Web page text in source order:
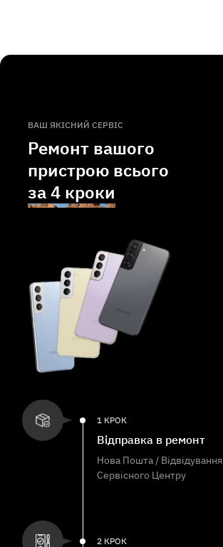
ВАШ ЯКІСНИЙ СЕРВІС
Ремонт вашого
пристрою всього
за4 кроки
1 КРОК
Відправка в ремонт
Нова Пошта / Відвідування
Сервісного Центру
2 КРОК